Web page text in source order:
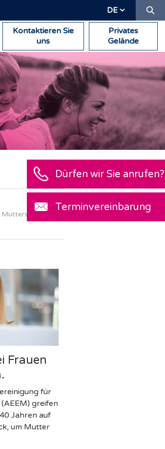
DE
Kontaktieren Sie
uns
Privates
Gelände
Frauen
für
greifen
Jahren auf
um Mutter